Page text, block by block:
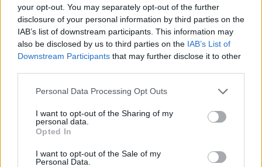
your opt-out. You may separately opt-out of the further
disclosure of your personal information by third parties on the
IAB’s list of downstream participants. This information may
also be disclosed by us to third parties on the IAB’s List of
Downstream Participants that may further disclose it to other
Please note that this website/app uses one or more Google
not limited to your visit or usage behaviour. You may click to
grant or deny consent to Google and its third-party tags to
use your data for below specified purposes in below Google
consent section.
Personal Data Processing Opt Outs
I want to opt-out of the Sharing of my
personal data.
Opted In
I want to opt-out of the Sale of my
Personal Data.